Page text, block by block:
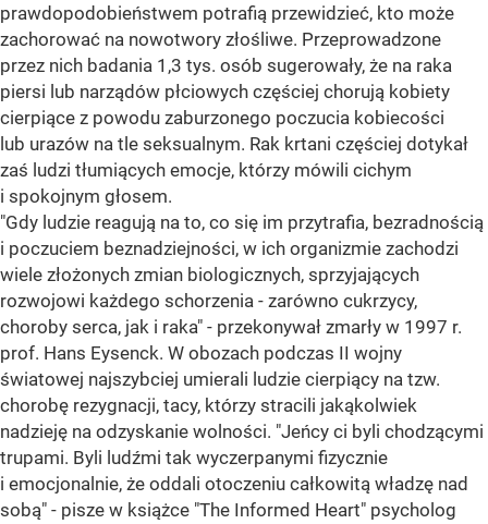
prawdopodobieństwem potrafią przewidzieć, kto może
zachorować na nowotwory złośliwe. Przeprowadzone
przez nich badania 1,3 tys. osób sugerowały, że na raka
piersi lub narządów płciowych częściej chorują kobiety
cierpiące z powodu zaburzonego poczucia kobiecości
lub urazów na tle seksualnym. Rak krtani częściej dotykał
zaś ludzi tłumiących emocje, którzy mówili cichym
i spokojnym głosem.
"Gdy ludzie reagują na to, co się im przytrafia, bezradnością
i poczuciem beznadziejności, w ich organizmie zachodzi
wiele złożonych zmian biologicznych, sprzyjających
rozwojowi każdego schorzenia - zarówno cukrzycy,
choroby serca, jak i raka" - przekonywał zmarły w 1997 r.
prof. Hans Eysenck. W obozach podczas II wojny
światowej najszybciej umierali ludzie cierpiący na tzw.
chorobę rezygnacji, tacy, którzy stracili jakąkolwiek
nadzieję na odzyskanie wolności. "Jeńcy ci byli chodzącymi
trupami. Byli ludźmi tak wyczerpanymi fizycznie
i emocjonalnie, że oddali otoczeniu całkowitą władzę nad
sobą" - pisze w książce "The Informed Heart" psycholog